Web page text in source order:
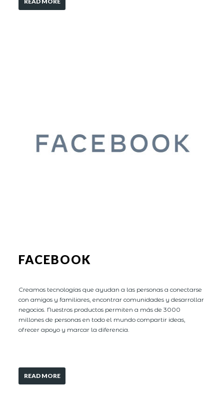
FACEBOOK
Creamos tecnologías que ayudan a las personas a conectarse
con amigos y familiares, encontrar comunidades y desarrollar
negocios. Nuestros productos permiten a más de 3000
millones de personas en todo el mundo compartir ideas,
ofrecer apoyo y marcar la diferencia.
READ MORE